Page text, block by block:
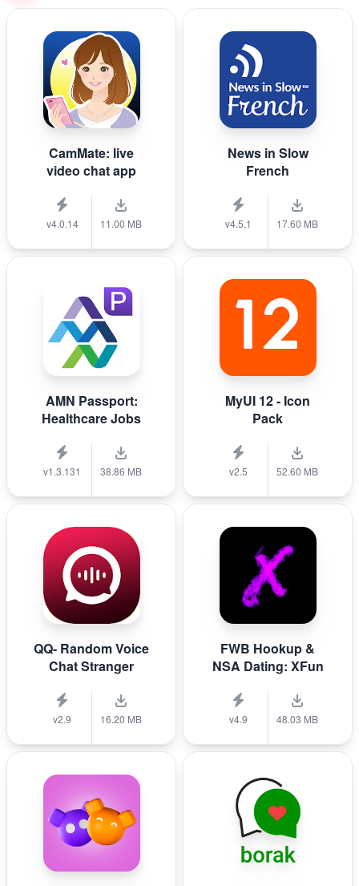
CamMate: live
video chat app
v4.0.14 11.00 MB
News in Slow
French
v4.5.1 17.60 MB
AMN Passport:
Healthcare Jobs
v1.3.131 38.86 MB
MyUI 12 - Icon
Pack
v2.5 52.60 MB
QQ- Random Voice
Chat Stranger
v2.9 16.20 MB
FWB Hookup &
NSA Dating: XFun
v4.9 48.03 MB